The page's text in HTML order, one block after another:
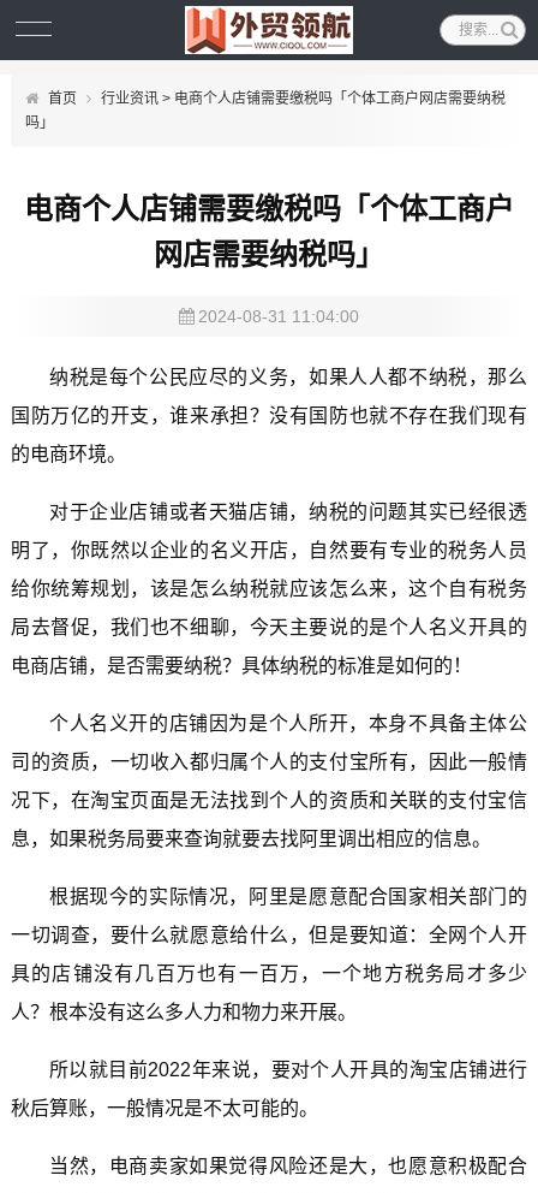
首页 行业资讯> 电商个人店铺需要缴税吗「个体工商户网店需要纳税
吗」
电商个人店铺需要缴税吗「个体工商户
网店需要纳税吗」
2024-08-31 11:04:00
纳税是每个公民应尽的义务，如果人人都不纳税，那么
国防万亿的开支，谁来承担？没有国防也就不存在我们现有
的电商环境。
对于企业店铺或者天猫店铺，纳税的问题其实已经很透
明了，你既然以企业的名义开店，自然要有专业的税务人员
给你统筹规划，该是怎么纳税就应该怎么来，这个自有税务
局去督促，我们也不细聊，今天主要说的是个人名义开具的
电商店铺，是否需要纳税？具体纳税的标准是如何的！
个人名义开的店铺因为是个人所开，本身不具备主体公
司的资质，一切收入都归属个人的支付宝所有，因此一般情
况下，在淘宝页面是无法找到个人的资质和关联的支付宝信
息，如果税务局要来查询就要去找阿里调出相应的信息。
根据现今的实际情况，阿里是愿意配合国家相关部门的
一切调查，要什么就愿意给什么，但是要知道：全网个人开
具的店铺没有几百万也有一百万，一个地方税务局才多少
人？根本没有这么多人力和物力来开展。
所以就目前2022年来说，要对个人开具的淘宝店铺进行
秋后算账，一般情况是不太可能的。
当然，电商卖家如果觉得风险还是大，也愿意积极配合